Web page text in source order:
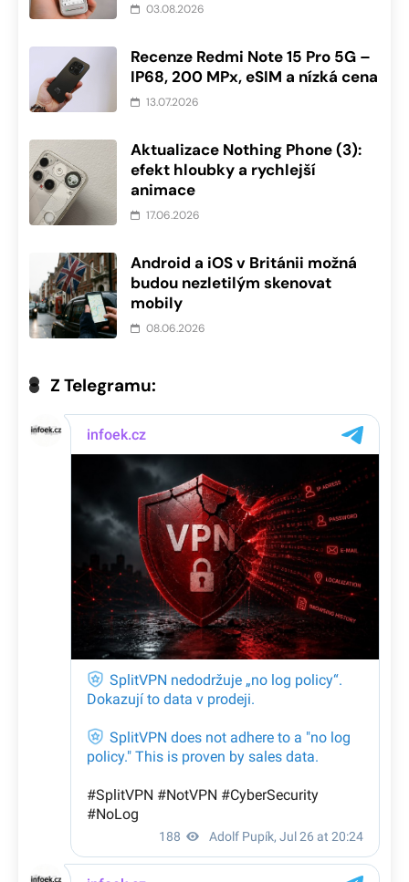
03.08.2026
Recenze Redmi Note 15 Pro 5G –
IP68, 200 MPx, eSIM a nízká cena
13.07.2026
Aktualizace Nothing Phone (3):
efekt hloubky a rychlejší
animace
17.06.2026
Android a iOS v Británii možná
budou nezletilým skenovat
mobily
08.06.2026
Z Telegramu: